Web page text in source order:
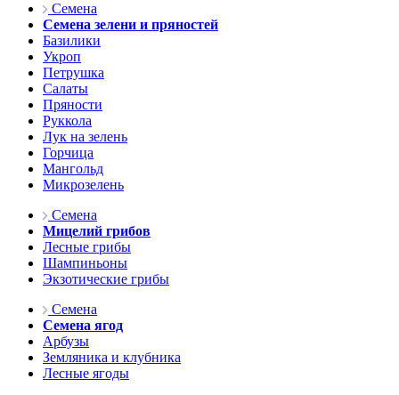
Семена
Семена зелени и пряностей
Базилики
Укроп
Петрушка
Салаты
Пряности
Руккола
Лук на зелень
Горчица
Мангольд
Микрозелень
Семена
Мицелий грибов
Лесные грибы
Шампиньоны
Экзотические грибы
Семена
Семена ягод
Арбузы
Земляника и клубника
Лесные ягоды